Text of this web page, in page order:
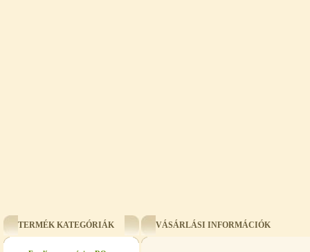
TERMÉK KATEGÓRIÁK VÁSÁRLÁSI INFORMÁCIÓK